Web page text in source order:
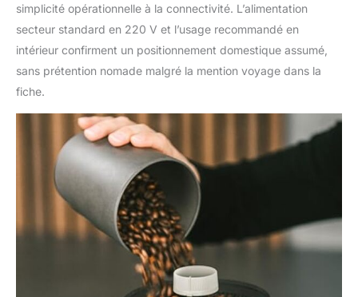
simplicité opérationnelle à la connectivité. L’alimentation
secteur standard en 220 V et l’usage recommandé en
intérieur confirment un positionnement domestique assumé,
sans prétention nomade malgré la mention voyage dans la
fiche.